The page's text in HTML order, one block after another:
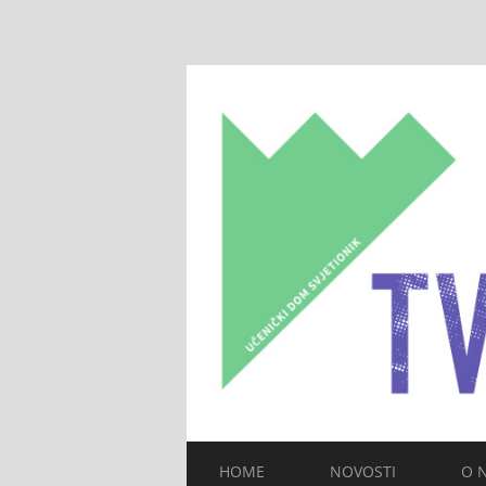
HOME NOVOSTI O